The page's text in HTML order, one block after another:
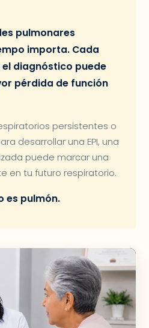
pulmonares
importa. Cada
diagnóstico puede
pérdida de función
persistentes o
desarrollar una EPI, una
puede marcar una
en tu futuro respiratorio.
es pulmón.